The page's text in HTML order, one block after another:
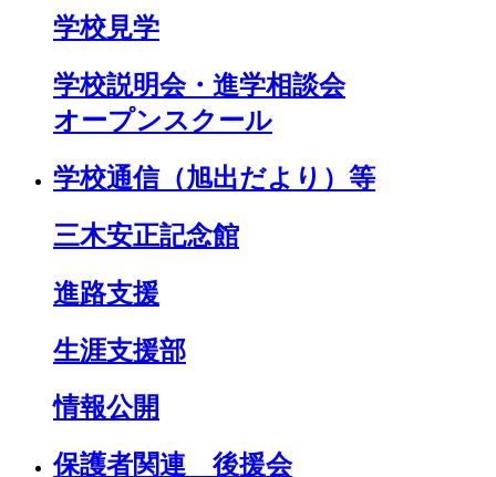
学校見学
学校説明会・進学相談会
オープンスクール
学校通信（旭出だより）等
三木安正記念館
進路支援
生涯支援部
情報公開
保護者関連 後援会